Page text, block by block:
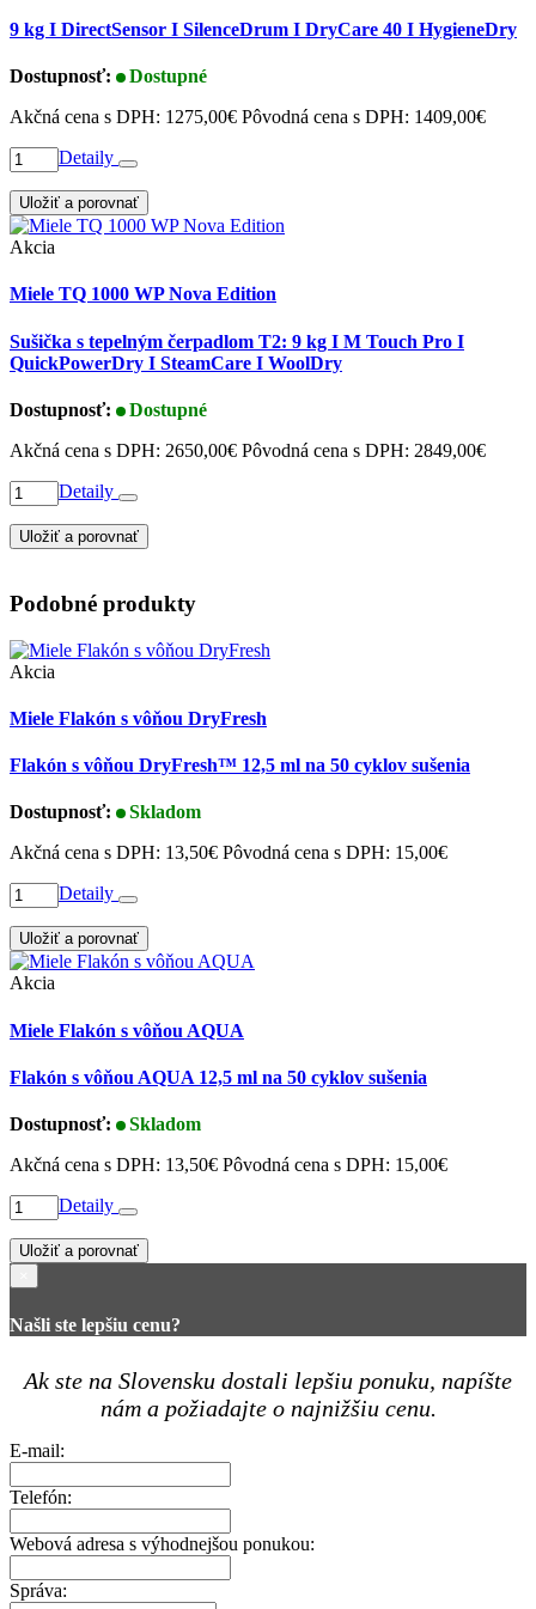
9 kg I DirectSensor I SilenceDrum I DryCare 40 I HygieneDry
Dostupnosť:
Dostupné
Akčná cena s DPH: 1275,00€ Pôvodná cena s DPH: 1409,00€
Detaily
Uložiť a porovnať
Akcia
Miele TQ 1000 WP Nova Edition
Sušička s tepelným čerpadlom T2: 9 kg I M Touch Pro I
QuickPowerDry I SteamCare I WoolDry
Dostupnosť:
Dostupné
Akčná cena s DPH: 2650,00€ Pôvodná cena s DPH: 2849,00€
Detaily
Uložiť a porovnať
Podobné produkty
Akcia
Miele Flakón s vôňou DryFresh
Flakón s vôňou DryFresh™ 12,5 ml na 50 cyklov sušenia
Dostupnosť:
Skladom
Akčná cena s DPH: 13,50€ Pôvodná cena s DPH: 15,00€
Detaily
Uložiť a porovnať
Akcia
Miele Flakón s vôňou AQUA
Flakón s vôňou AQUA 12,5 ml na 50 cyklov sušenia
Dostupnosť:
Skladom
Akčná cena s DPH: 13,50€ Pôvodná cena s DPH: 15,00€
Detaily
Uložiť a porovnať
Našli ste lepšiu cenu?
Ak ste na Slovensku dostali lepšiu ponuku, napíšte
nám a požiadajte o najnižšiu cenu.
E-mail:
Telefón:
Webová adresa s výhodnejšou ponukou:
Správa: